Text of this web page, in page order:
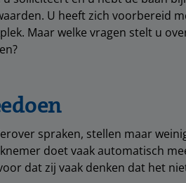
U heeft zich voorbereid
Maar welke vragen stelt u
spraken, stellen maar
doet vaak automatisch
dat zij vaak denken dat het